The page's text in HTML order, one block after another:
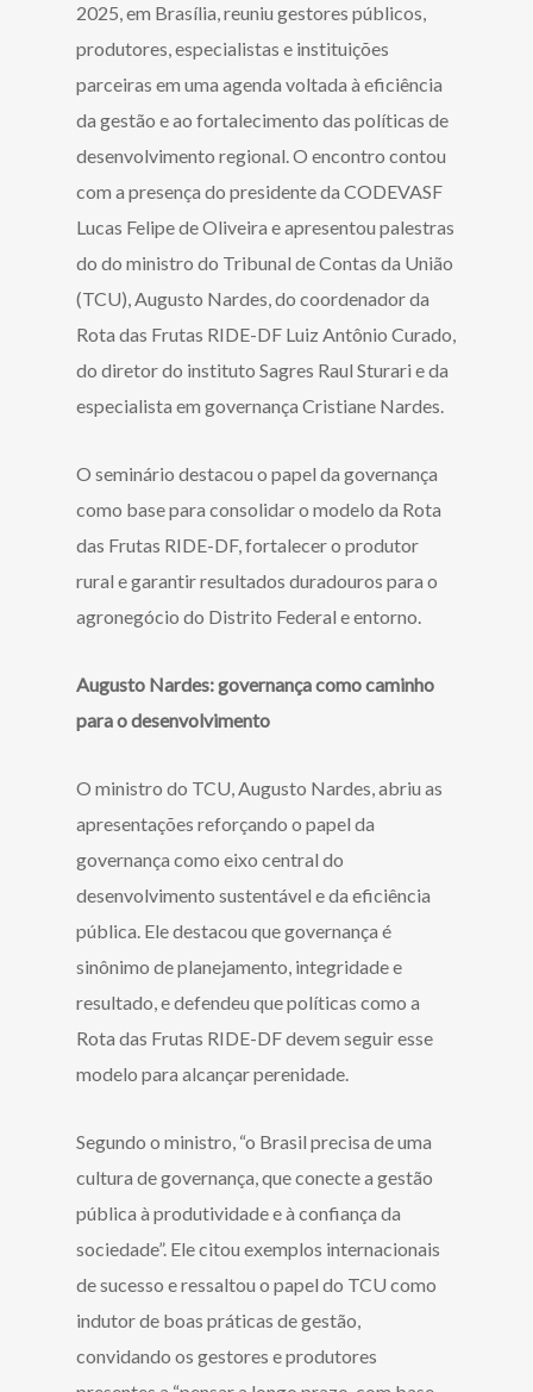
2025, em Brasília, reuniu gestores públicos,
produtores, especialistas e instituições
parceiras em uma agenda voltada à eficiência
da gestão e ao fortalecimento das políticas de
desenvolvimento regional. O encontro contou
com a presença do presidente da CODEVASF
Lucas Felipe de Oliveira e apresentou palestras
do do ministro do Tribunal de Contas da União
(TCU), Augusto Nardes, do coordenador da
Rota das Frutas RIDE-DF Luiz Antônio Curado,
do diretor do instituto Sagres Raul Sturari e da
especialista em governança Cristiane Nardes.
O seminário destacou o papel da governança
como base para consolidar o modelo da Rota
das Frutas RIDE-DF, fortalecer o produtor
rural e garantir resultados duradouros para o
agronegócio do Distrito Federal e entorno.
Augusto Nardes: governança como caminho
para o desenvolvimento
O ministro do TCU, Augusto Nardes, abriu as
apresentações reforçando o papel da
governança como eixo central do
desenvolvimento sustentável e da eficiência
pública. Ele destacou que governança é
sinônimo de planejamento, integridade e
resultado, e defendeu que políticas como a
Rota das Frutas RIDE-DF devem seguir esse
modelo para alcançar perenidade.
Segundo o ministro, “o Brasil precisa de uma
cultura de governança, que conecte a gestão
pública à produtividade e à confiança da
sociedade”. Ele citou exemplos internacionais
de sucesso e ressaltou o papel do TCU como
indutor de boas práticas de gestão,
convidando os gestores e produtores